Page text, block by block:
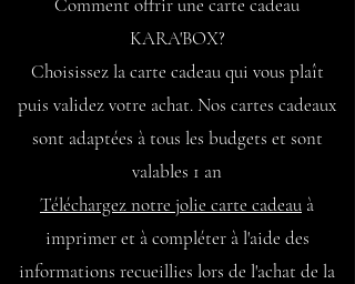
Comment offrir une carte cadeau
KARA'BOX?
Choisissez la carte cadeau qui vous plaît
puis validez votre achat. Nos cartes cadeaux
sont adaptées à tous les budgets et sont
valables 1 an
Téléchargez notre jolie carte cadeau à
imprimer et à compléter à l'aide des
informations recueillies lors de l'achat de la